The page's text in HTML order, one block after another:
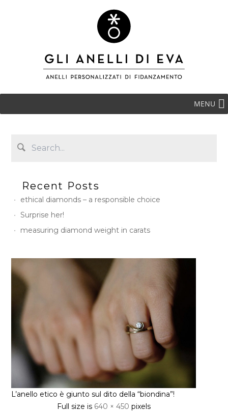
MENU
Recent Posts
ethical diamonds – a responsible choice
Surprise her!
measuring diamond weight in carats
L’anello etico è giunto sul dito della “biondina”!
Full size is 640 × 450 pixels